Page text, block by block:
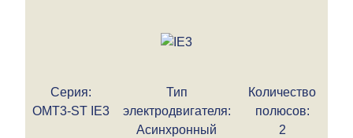
Серия:
OMT3-ST IE3
Тип
электродвигателя:
Асинхронный
Количество
полюсов:
2